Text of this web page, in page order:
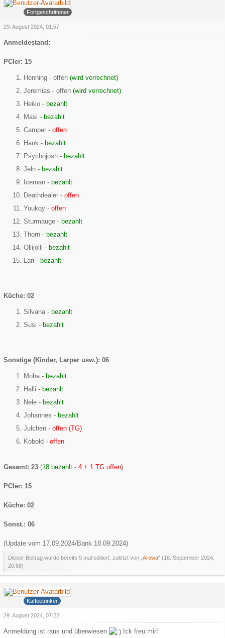
Arowa
Fortgeschrittener
29. August 2024, 01:57
Anmeldestand:
PCler: 15
Henning - offen (wird verrechnet)
Jeremias - offen (wird verrechnet)
Heiko - bezahlt
Masi - bezahlt
Camper - offen
Hank - bezahlt
Psychojosh - bezahlt
Jeln - bezahlt
Iceman - bezahlt
Deathdealer - offen
Yuukqy - offen
Sturmauge - bezahlt
Thorn - bezahlt
Ollijolli - bezahlt
Lari - bezahlt
Küche: 02
Silvana - bezahlt
Susi - bezahlt
Sonstige (Kinder, Larper usw.): 06
Moha - bezahlt
Halli - bezahlt
Nele - bezahlt
Johannes - bezahlt
Julchen - offen (TG)
Kobold - offen
Gesamt: 23 (18 bezahlt - 4 + 1 TG offen)
PCler: 15
Küche: 02
Sonst.: 06
(Update vom 17.09.2024/Bank 18.09.2024)
Dieser Beitrag wurde bereits 9 mal editiert, zuletzt von „ Arowa“ (18. September 2024,
20:58)
Hank
Kaffeetrinker
29. August 2024, 07:22
Anmeldung ist raus und überwiesen Ick freu mir!